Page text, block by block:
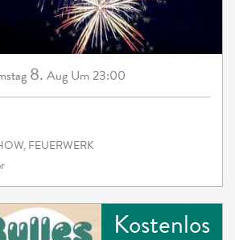
8. Aug Um 23:00
FEUERWERK
Kostenlos